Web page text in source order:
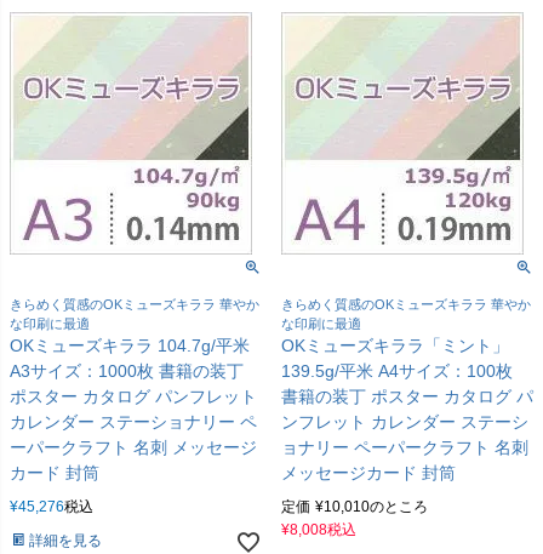
きらめく質感のOKミューズキララ 華やか
な印刷に最適
OKミューズキララ 104.7g/平米
A3サイズ：1000枚 書籍の装丁
ポスター カタログ パンフレット
カレンダー ステーショナリー ペ
ーパークラフト 名刺 メッセージ
カード 封筒
¥45,276税込
詳細を見る
きらめく質感のOKミューズキララ 華やか
な印刷に最適
OKミューズキララ「ミント」
139.5g/平米 A4サイズ：100枚
書籍の装丁 ポスター カタログ パ
ンフレット カレンダー ステーシ
ョナリー ペーパークラフト 名刺
メッセージカード 封筒
定価 ¥10,010のところ
¥8,008税込